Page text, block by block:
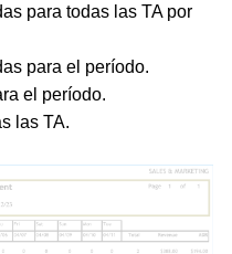
para todas las TA por
para el período.
el período.
las TA.